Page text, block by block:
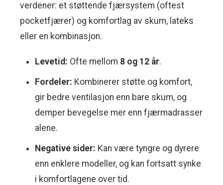
verdener: et støttende fjærsystem (oftest
pocketfjærer) og komfortlag av skum, lateks
eller en kombinasjon.
Levetid: Ofte mellom 8 og 12 år.
Fordeler: Kombinerer støtte og komfort,
gir bedre ventilasjon enn bare skum, og
demper bevegelse mer enn fjærmadrasser
alene.
Negative sider: Kan være tyngre og dyrere
enn enklere modeller, og kan fortsatt synke
i komfortlagene over tid.